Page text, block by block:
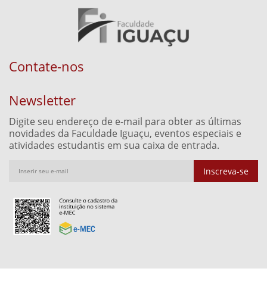
Contate-nos
Newsletter
Digite seu endereço de e-mail para obter as últimas
novidades da Faculdade Iguaçu, eventos especiais e
atividades estudantis em sua caixa de entrada.
Inscreva-se